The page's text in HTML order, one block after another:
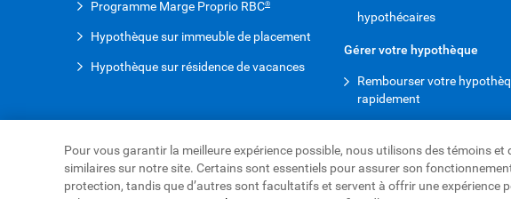
Programme Marge Proprio RBC®
Hypothèque sur immeuble de placement
Hypothèque sur résidence de vacances
hypothécaires
Gérer votre hypothèque
Rembourser votre
rapidement
Site Web de la Banque Royale du Canada,© 1995-2026
Pour vous garantir la meilleure expérience possible, nous utilisons des témoins et
similaires sur notre site. Certains sont essentiels pour assurer son
protection, tandis que d’autres sont facultatifs et servent à offrir une expérience